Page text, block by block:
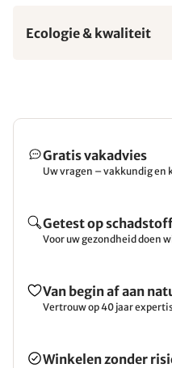
Ecologie & kwaliteit
Gratis vakadvies
Uw vragen – vakkundig en
Getest op
Voor uw gezondheid doen
Van begin af aan
Vertrouw op 40 jaar
Winkelen zonder